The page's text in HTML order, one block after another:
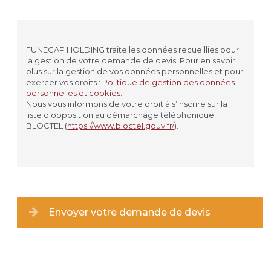
MONSIEUR
Prénom*
Nom*
Type de lieu
FUNECAP HOLDING traite les données recueillies pour
la gestion de votre demande de devis. Pour en savoir
plus sur la gestion de vos données personnelles et pour
exercer vos droits : Politique de gestion des données
personnelles et cookies.
Nous vous informons de votre droit à s’inscrire sur la
liste d’opposition au démarchage téléphonique
BLOCTEL (https://www.bloctel.gouv.fr/).
Envoyer votre demande de devis